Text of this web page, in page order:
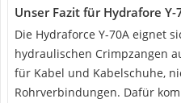
Unser Fazit für Hydrafore Y-
Die Hydraforce Y-70A eignet
hydraulischen Crimpzangen
für Kabel und Kabelschuhe,
Rohrverbindungen. Dafür